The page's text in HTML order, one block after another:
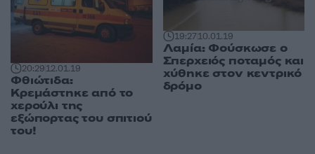
20:2912.01.19
Φθιώτιδα:
Κρεμάστηκε από το
χερούλι της
εξώπορτας του σπιτιού
του!
19:2710.01.19
Λαμία: Φούσκωσε ο
Σπερχειός ποταμός και
χύθηκε στον κεντρικό
δρόμο